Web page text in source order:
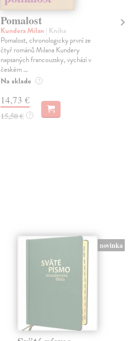
Pomalost
Kundera Milan | Kniha
Pomalost, chronologicky první ze
čtyř románů Milana Kundery
napsaných francouzsky, vychází v
českém ...
Na sklade ?
14,73 €
15,50 € ?
novinka